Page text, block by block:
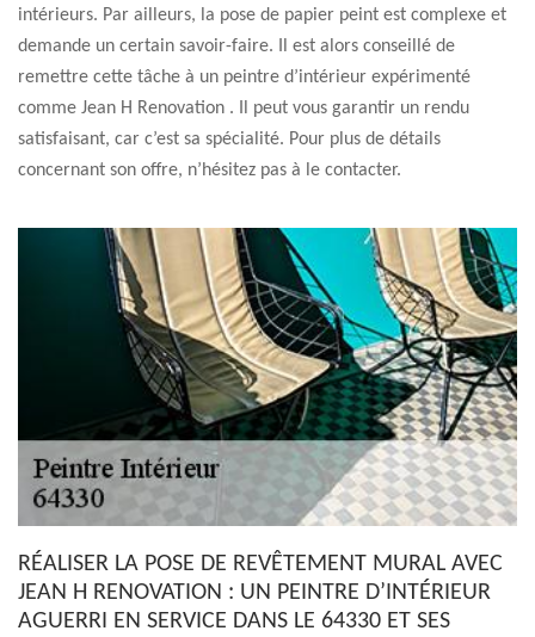
intérieurs. Par ailleurs, la pose de papier peint est complexe et
demande un certain savoir-faire. Il est alors conseillé de
remettre cette tâche à un peintre d’intérieur expérimenté
comme Jean H Renovation . Il peut vous garantir un rendu
satisfaisant, car c’est sa spécialité. Pour plus de détails
concernant son offre, n’hésitez pas à le contacter.
RÉALISER LA POSE DE REVÊTEMENT MURAL AVEC
JEAN H RENOVATION : UN PEINTRE D’INTÉRIEUR
AGUERRI EN SERVICE DANS LE 64330 ET SES